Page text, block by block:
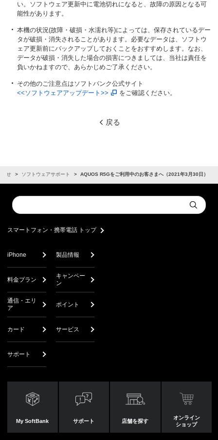
い。ソフトウェア更新中に電池切れになると、故障の原因となる可
能性があります。
本機の状況(故障・破損・水濡れ等)によっては、保存されているデー
タが破損・消失されることがあります。必要なデータは、ソフトウ
ェア更新前にバックアップしておくことをおすすめします。なお、
データが破損・消失した場合の損害につきましては、当社は責任を
負いかねますので、あらかじめご了承ください。
その他のご注意点はソフトバンク公式サイト
<<ソフトウェアアップデート>>
をご確認ください。
戻る
らせ ソフトウェアサポート AQUOS R5Gをご利用中のお客さまへ（2021年3月30日）
Conduct
a
Submit
スマートフォン・携帯電話 トップ
iPhone 製品情報
料金プラン
キャンペー
ン
通信・エリ
ア
ポイント
カード サービス
サポート
My SoftBank サポート 店舗を探す
オンライン
ショップ